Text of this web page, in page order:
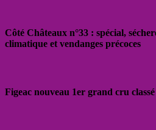
Côté Châteaux n°33 : spécial,
climatique et vendanges précoces
Figeac nouveau 1er grand cru